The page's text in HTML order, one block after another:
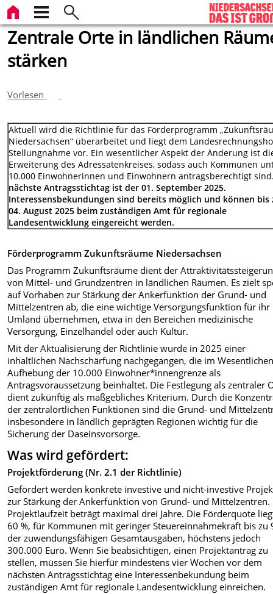
Zentrale Orte in ländlichen
stärken
Vorlesen
Aktuell wird die Richtlinie für das Förderprogramm
Niedersachsen“ überarbeitet und liegt dem
Stellungnahme vor. Ein wesentlicher Aspekt der Änderung ist
Erweiterung des Adressatenkreises, sodass auch Kommunen
10.000 Einwohnerinnen und Einwohnern antragsberechtigt
nächste Antragsstichtag ist der 01. September 2025.
Interessensbekundungen sind bereits möglich und können bis
04. August 2025 beim zuständigen Amt für regionale
Landesentwicklung eingereicht werden.
Förderprogramm Zukunftsräume Niedersachsen
Das Programm Zukunftsräume dient der
von Mittel- und Grundzentren in ländlichen Räumen. Es zielt
auf Vorhaben zur Stärkung der Ankerfunktion der Grund- und
Mittelzentren ab, die eine wichtige Versorgungsfunktion für ihr
Umland übernehmen, etwa in den Bereichen medizinische
Versorgung, Einzelhandel oder auch Kultur.
Mit der Aktualisierung der Richtlinie wurde in 2025 einer
inhaltlichen Nachschärfung nachgegangen, die im
Aufhebung der 10.000 Einwohner*innengrenze als
Antragsvoraussetzung beinhaltet. Die Festlegung als zentraler
dient zukünftig als maßgebliches Kriterium. Durch die
der zentralörtlichen Funktionen sind die Grund- und
insbesondere in ländlich geprägten Regionen wichtig für die
Sicherung der Daseinsvorsorge.
Was wird gefördert:
Projektförderung (Nr. 2.1 der Richtlinie)
Gefördert werden konkrete investive und nicht-investive
zur Stärkung der Ankerfunktion von Grund- und Mittelzentren.
Projektlaufzeit beträgt maximal drei Jahre. Die Förderquote
60 %, für Kommunen mit geringer Steuereinnahmekraft bis zu
der zuwendungsfähigen Gesamtausgaben, höchstens jedoch
300.000 Euro. Wenn Sie beabsichtigen, einen Projektantrag zu
stellen, müssen Sie hierfür mindestens vier Wochen vor dem
nächsten Antragsstichtag eine Interessenbekundung beim
zuständigen Amt für regionale Landesentwicklung einreichen.